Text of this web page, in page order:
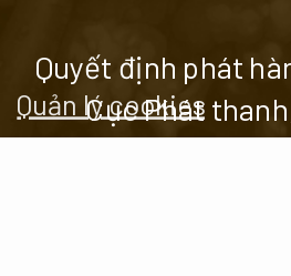
Quyết định phát
Cục Phát
Quản lý cookies